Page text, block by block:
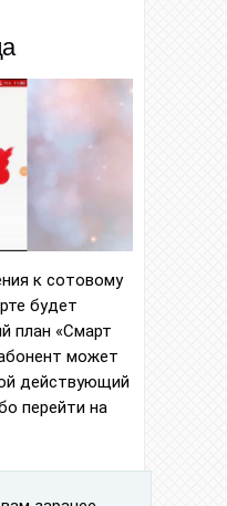
к сотовому
будет
план «Смарт
может
действующий
перейти на